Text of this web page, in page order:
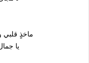
ماخذٍ